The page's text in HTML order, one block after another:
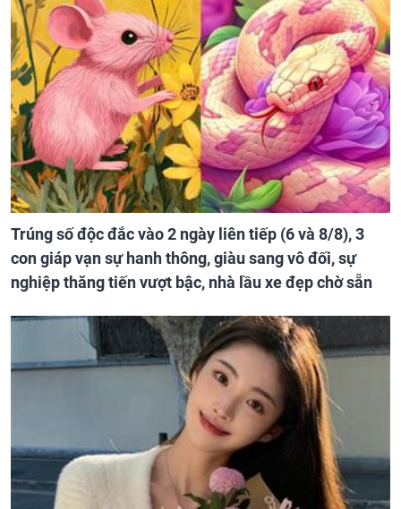
Trúng số độc đắc vào 2 ngày liên tiếp (6 và 8/8), 3
con giáp vạn sự hanh thông, giàu sang vô đối, sự
nghiệp thăng tiến vượt bậc, nhà lầu xe đẹp chờ sẵn